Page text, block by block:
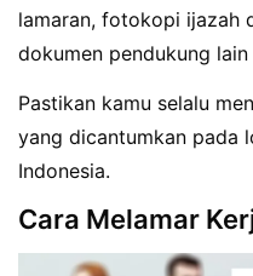
lamaran, fotokopi ijazah
dokumen pendukung
Pastikan kamu selalu
yang dicantumkan pada
Indonesia.
Cara Melamar